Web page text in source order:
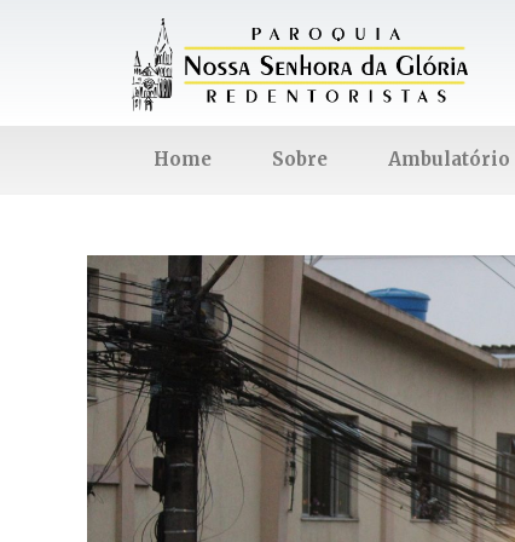
Home Sobre Ambulatório